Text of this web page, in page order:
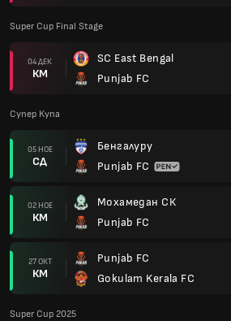
Super Cup Final Stage
04 ДЕК
КМ
SC East Bengal
Punjab FC
Супер Купа
05 НОЕ
СД
Бенгалуру
Punjab FC
02 НОЕ
КМ
Мохамедан СК
Punjab FC
27 ОКТ
КМ
Punjab FC
Gokulam Kerala FC
Super Cup 2025